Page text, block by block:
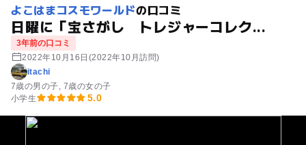
よこはまコスモワールドの口コミ
日曜に「宝さがし トレジャーコレク...
3年前の口コミ
2022年10月16日 (2022年10月訪問)
itachi
7歳の男の子 7歳の女の子
小学生
5.0